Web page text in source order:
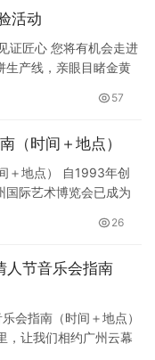
活动
证匠心 您将有机会走进
生产线，亲眼目睹金黄
57
（时间＋地点）
＋地点） 自1993年创
国际艺术博览会已成为
26
节音乐会指南
会指南（时间＋地点）
，让我们相约广州云幕